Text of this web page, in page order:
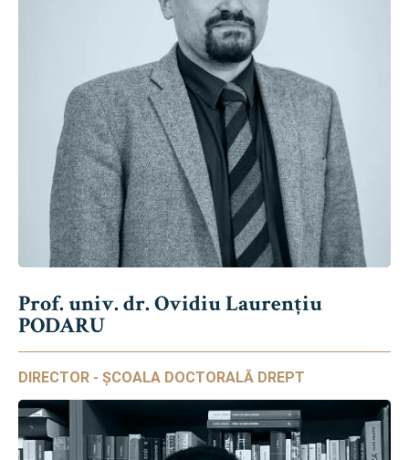
Prof. univ. dr. Ovidiu Laurențiu
PODARU
DIRECTOR - ȘCOALA DOCTORALĂ DREPT